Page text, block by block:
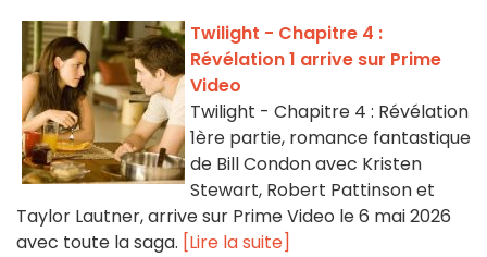
Twilight - Chapitre 4 :
Révélation 1 arrive sur Prime
Video
Twilight - Chapitre 4 : Révélation
1ère partie, romance fantastique
de Bill Condon avec Kristen
Stewart, Robert Pattinson et
Taylor Lautner, arrive sur Prime Video le 6 mai 2026
avec toute la saga. [Lire la suite]